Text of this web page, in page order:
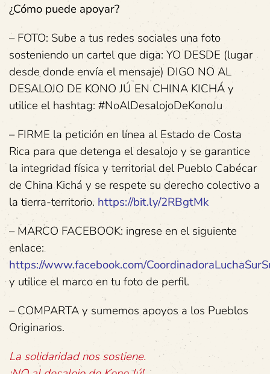
¿Cómo puede apoyar?
– FOTO: Sube a tus redes sociales una foto
sosteniendo un cartel que diga: YO DESDE (lugar
desde donde envía el mensaje) DIGO NO AL
DESALOJO DE KONO JÚ EN CHINA KICHÁ y
utilice el hashtag: #NoAlDesalojoDeKonoJu
– FIRME la petición en línea al Estado de Costa
Rica para que detenga el desalojo y se garantice
la integridad física y territorial del Pueblo Cabécar
de China Kichá y se respete su derecho colectivo a
la tierra-territorio. https://bit.ly/2RBgtMk
– MARCO FACEBOOK: ingrese en el siguiente
enlace:
https://www.facebook.com/
y utilice el marco en tu foto de perfil.
– COMPARTA y sumemos apoyos a los Pueblos
Originarios.
La solidaridad nos sostiene.